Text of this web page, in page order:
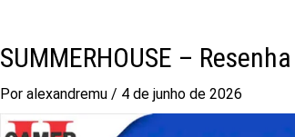
SUMMERHOUSE – Resenha
Por alexandremu / 4 de junho de 2026